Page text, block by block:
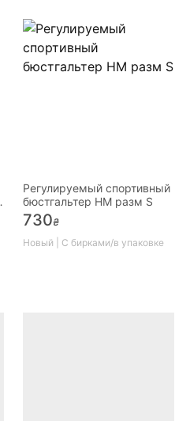
Регулируемый спортивный
бюстгальтер HM разм S
730₴
Новый | С бирками/в упаковке